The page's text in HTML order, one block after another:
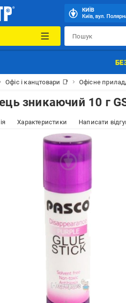
КИЇВ
Київ, вул.
Офіс і канцтовари 📑 Офісне
зникаючий 10 г
Характеристики Написати